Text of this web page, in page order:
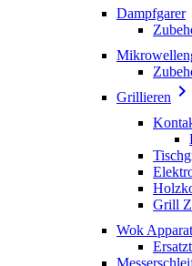
Dampfgarer
Grillieren 
Grill
Wok